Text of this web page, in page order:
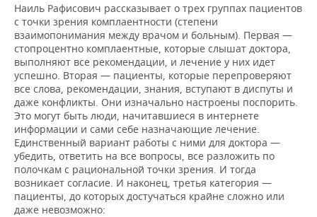
Наиль Рафисович рассказывает о трех группах пациентов
с точки зрения комплаентности (степени
взаимопонимания между врачом и больным). Первая —
стопроцентно комплаентные, которые слышат доктора,
выполняют все рекомендации, и лечение у них идет
успешно. Вторая — пациенты, которые перепроверяют
все слова, рекомендации, знания, вступают в диспуты и
даже конфликты. Они изначально настроены поспорить.
Это могут быть люди, начитавшиеся в интернете
информации и сами себе назначающие лечение.
Единственный вариант работы с ними для доктора —
убедить, ответить на все вопросы, все разложить по
полочкам с рациональной точки зрения. И тогда
возникает согласие. И наконец, третья категория —
пациенты, до которых достучаться крайне сложно или
даже невозможно: